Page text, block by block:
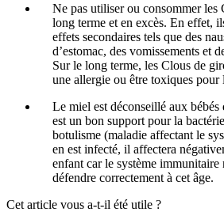
Ne pas utiliser ou consommer les
long terme et en excès. En effet,
effets secondaires tels que des
d’estomac, des vomissements et
Sur le long terme, les Clous de
une allergie ou être toxiques pour
Le miel est déconseillé aux bébés
est un bon support pour la
botulisme (maladie affectant le
en est infecté, il affectera
enfant car le système immunitaire
défendre correctement à cet âge.
Cet article vous a-t-il été utile ?